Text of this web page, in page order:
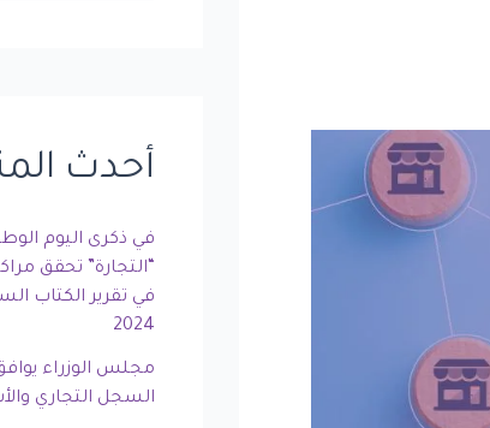
أحدث
في ذكرى اليوم
“التجارة” تحقق
في تقرير الكتاب
2024
مجلس الوزراء
السجل التجاري